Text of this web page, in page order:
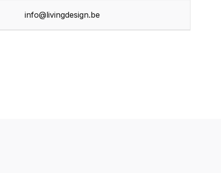
info@livingdesign.be